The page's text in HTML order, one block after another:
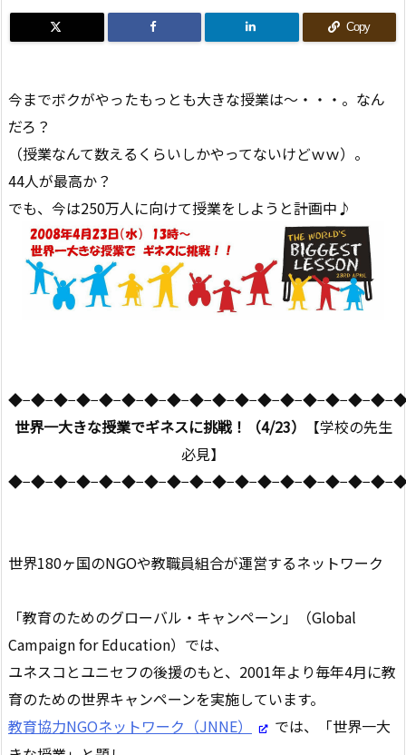
Copy
今までボクがやったもっとも大きな授業は〜・・・。なん
だろ？
（授業なんて数えるくらいしかやってないけどｗｗ）。
44人が最高か？
でも、今は250万人に向けて授業をしようと計画中♪
世界一大きな授業でギネスに挑戦！（4/23）
【学校の先生
必見】
世界180ヶ国のNGOや教職員組合が運営するネットワーク
「教育のためのグローバル・キャンペーン」（Global
Campaign for Education）では、
ユネスコとユニセフの後援のもと、2001年より毎年4月に教
育のための世界キャンペーンを実施しています。
教育協力NGOネットワーク（JNNE）
では、「世界一大